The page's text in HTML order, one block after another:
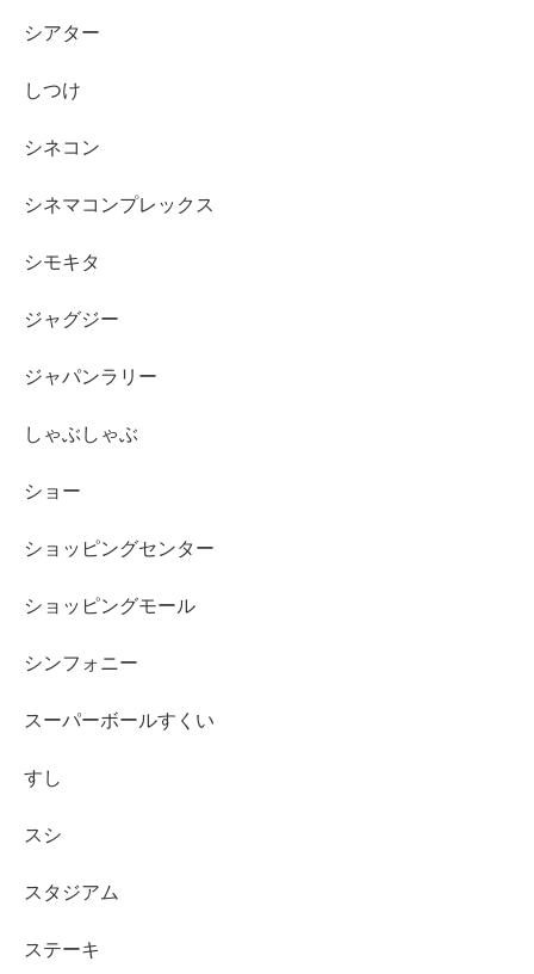
シアター
しつけ
シネコン
シネマコンプレックス
シモキタ
ジャグジー
ジャパンラリー
しゃぶしゃぶ
ショー
ショッピングセンター
ショッピングモール
シンフォニー
スーパーボールすくい
すし
スシ
スタジアム
ステーキ